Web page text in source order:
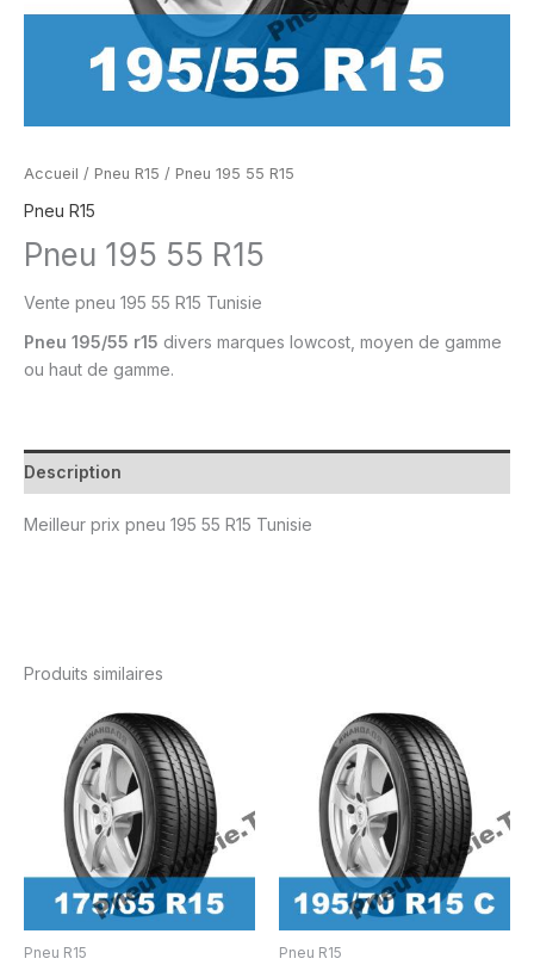
Accueil / Pneu R15 / Pneu 195 55 R15
Pneu R15
Pneu 195 55 R15
Vente pneu 195 55 R15 Tunisie
Pneu 195/55 r15 divers marques lowcost, moyen de gamme
ou haut de gamme.
Description
Meilleur prix pneu 195 55 R15 Tunisie
Produits similaires
Pneu R15 Pneu R15